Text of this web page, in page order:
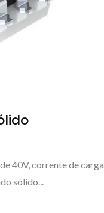
40V, corrente de carga
sólido...